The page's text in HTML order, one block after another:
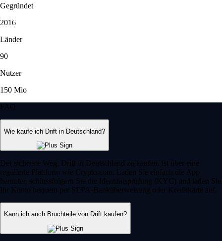
Gegründet
2016
Länder
90
Nutzer
150 Mio
FAQ
Wie kaufe ich Drift in Deutschland?
Der sicherste Weg, Drift in Deutschland zu kaufen, ist über eine
regulierte Plattform wie Crypto.com. Laden Sie einfach die App
herunter, schlussfolgern Sie die Identitätsprüfung (KYC) und laden Sie
Ihr Konto bequem per SEPA-Banküberweisung oder Kreditkarte auf.
Kann ich auch Bruchteile von Drift kaufen?